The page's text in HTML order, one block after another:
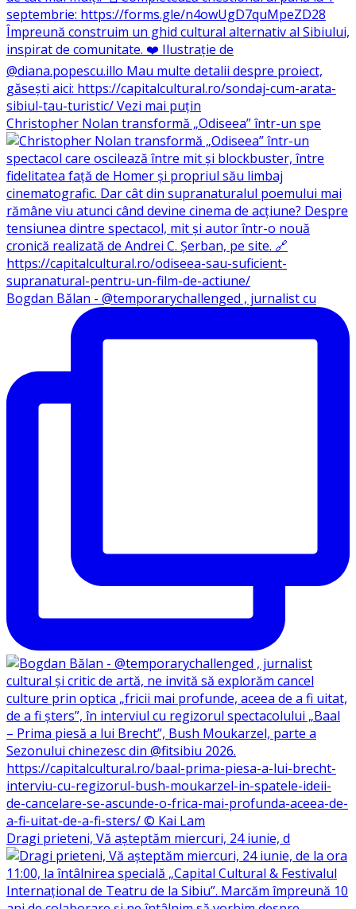
Christopher Nolan transformă „Odiseea” într-un spe
Bogdan Bălan - @temporarychallenged , jurnalist cu
Dragi prieteni, Vă așteptăm miercuri, 24 iunie, d